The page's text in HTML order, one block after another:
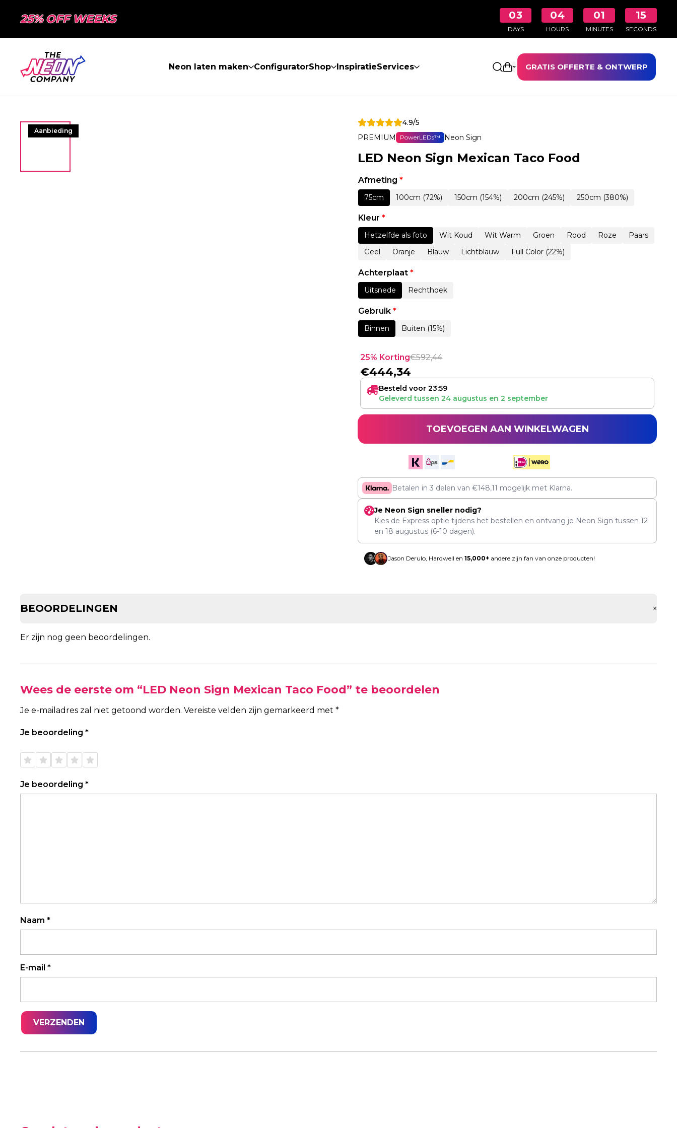
25% OFF WEEKS 03
DAYS
04
HOURS
01
MINUTES
14
SECONDS
Neon laten maken ConfiguratorShop InspiratieServices Winkelwagen openen
GRATIS OFFERTE & ONTWERP
Aanbieding
4.9/5
PREMIUM
PowerLEDs™ Neon Sign
LED Neon Sign Mexican Taco Food
Afmeting *
75cm 100cm (72%) 150cm (154%) 200cm (245%) 250cm (380%)
Kleur *
Hetzelfde als foto Wit Koud Wit Warm Groen Rood Roze
Paars
Geel
Oranje Blauw Lichtblauw Full Color (22%)
Achterplaat *
Uitsnede Rechthoek
Gebruik *
Binnen Buiten (15%)
25% Korting€592,44
€444,34
Besteld voor 23:59
Geleverd tussen 24 augustus en 2 september
TOEVOEGEN AAN WINKELWAGEN
Betalen in 3 delen van€148,11 mogelijk met Klarna.
Je Neon Sign sneller nodig?
Kies de Express optie tijdens het bestellen en ontvang je Neon Sign tussen 12
en 18 augustus(6-10 dagen).
Jason Derulo, Hardwell en 15,000+andere zijn fan van onze producten!
BEOORDELINGEN +
Er zijn nog geen beoordelingen.
Wees de eerste om “LED Neon Sign Mexican Taco Food” te beoordelen
Je e-mailadres zal niet getoond worden. Vereiste velden zijn gemarkeerd met *
Je beoordeling *
de 5
de 5
de 5
de 5
de 5
Je beoordeling *
Naam *
E-mail *